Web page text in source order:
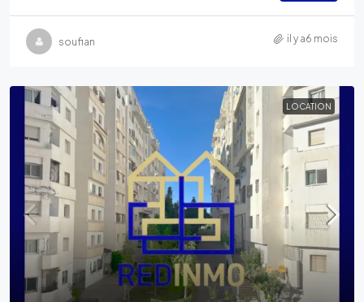
soufian il y a6 mois
LOCATION